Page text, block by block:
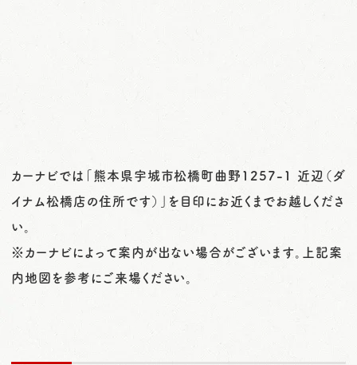
カーナビでは「熊本県宇城市松橋町曲野1257-1 近辺（ダ
イナム松橋店の住所です）」を目印にお近くまでお越しくださ
い。
※カーナビによって案内が出ない場合がございます。上記案
内地図を参考にご来場ください。